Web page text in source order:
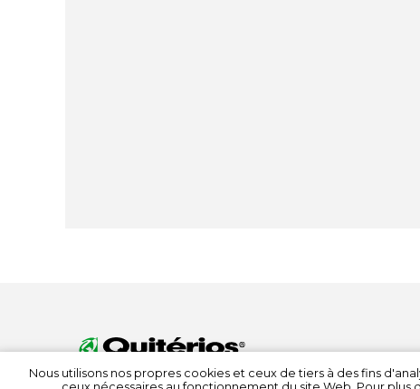
Nous utilisons nos propres cookies et ceux de tiers à des fins